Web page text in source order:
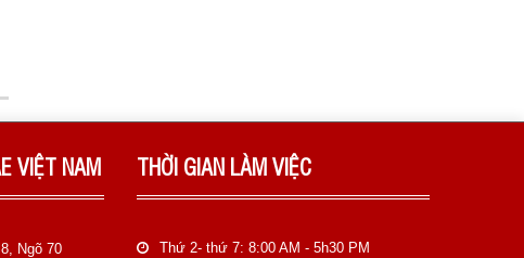
VIỆT NAM
Ngõ 70
THỜI GIAN LÀM VIỆC
Thứ 2- thứ 7: 8:00 AM - 5h30 PM